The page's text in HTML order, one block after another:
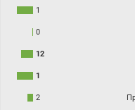
1
0
12
1
2